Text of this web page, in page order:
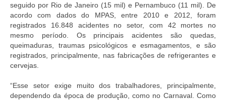
seguido por Rio de Janeiro (15 mil) e Pernambuco (11 mil). De
acordo com dados do MPAS, entre 2010 e 2012, foram
registrados 16.848 acidentes no setor, com 42 mortes no
mesmo período. Os principais acidentes são quedas,
queimaduras, traumas psicológicos e esmagamentos, e são
registrados, principalmente, nas fabricações de refrigerantes e
cervejas.
“Esse setor exige muito dos trabalhadores, principalmente,
dependendo da época de produção, como no Carnaval. Como